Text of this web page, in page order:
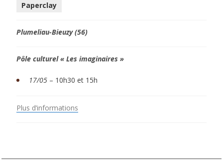
Paperclay
Plumeliau-Bieuzy (56)
Pôle culturel « Les imaginaires »
17/05 – 10h30 et 15h
Plus d’informations